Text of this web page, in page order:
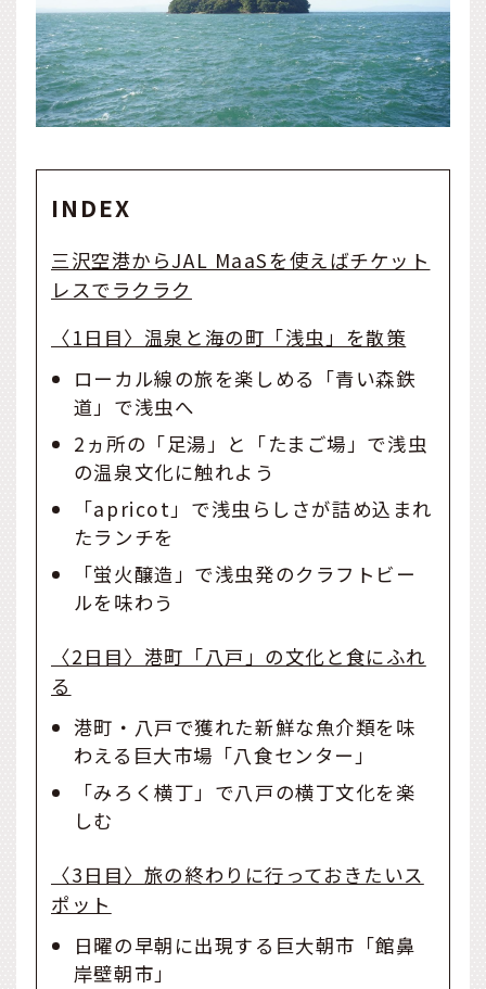
INDEX
三沢空港からJAL MaaSを使えばチケット
レスでラクラク
〈1日目〉温泉と海の町「浅虫」を散策
ローカル線の旅を楽しめる「青い森鉄
道」で浅虫へ
2ヵ所の「足湯」と「たまご場」で浅虫
の温泉文化に触れよう
「apricot」で浅虫らしさが詰め込まれ
たランチを
「蛍火醸造」で浅虫発のクラフトビー
ルを味わう
〈2日目〉港町「八戸」の文化と食にふれ
る
港町・八戸で獲れた新鮮な魚介類を味
わえる巨大市場「八食センター」
「みろく横丁」で八戸の横丁文化を楽
しむ
〈3日目〉旅の終わりに行っておきたいス
ポット
日曜の早朝に出現する巨大朝市「館鼻
岸壁朝市」